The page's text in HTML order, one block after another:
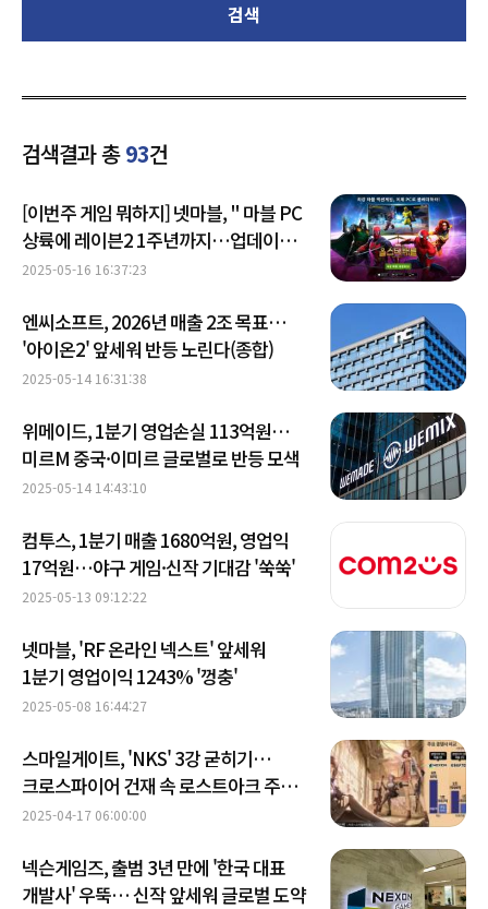
검색
검색결과 총93건
[이번주 게임 뭐하지] 넷마블, " 마블 PC
상륙에 레이븐2 1주년까지…업데이트
총정리
2025-05-16 16:37:23
엔씨소프트, 2026년 매출 2조 목표…
'아이온2' 앞세워 반등 노린다(종합)
2025-05-14 16:31:38
위메이드, 1분기 영업손실 113억원…
미르M 중국·이미르 글로벌로 반등 모색
2025-05-14 14:43:10
컴투스, 1분기 매출 1680억원, 영업익
17억원…야구 게임·신작 기대감 '쑥쑥'
2025-05-13 09:12:22
넷마블, 'RF 온라인 넥스트' 앞세워
1분기 영업이익 1243% '껑충'
2025-05-08 16:44:27
스마일게이트, 'NKS' 3강 굳히기…
크로스파이어 건재 속 로스트아크 주춤
'과제'
2025-04-17 06:00:00
넥슨게임즈, 출범 3년 만에 '한국 대표
개발사' 우뚝… 신작 앞세워 글로벌 도약